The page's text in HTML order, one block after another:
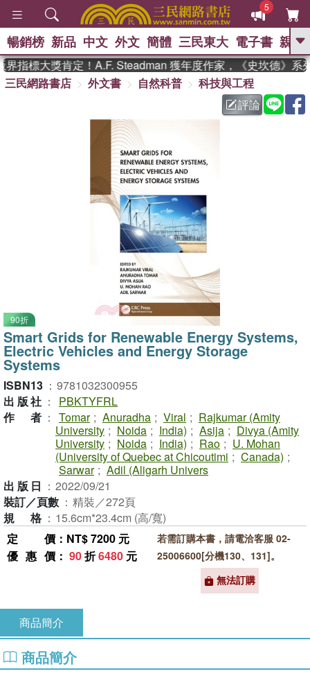
5
GO
熱搜： 東野圭吾 、 The Odyssey
、 暑期推薦 、
台灣的李登輝時代 、 數學
女孩：黎曼猜想
、
暢銷榜 新品 中文 外文 簡體 三民東大 電子書 親子
指標大獎肯定！A.F. Steadman 獲年度作家，《史坎德》系列
三民網路書店
外文書 自然科普
科技與工程
評論
90折
Smart Grids for Renewable Energy Systems,
Electric Vehicles and Energy Storage
Systems
ISBN13 ： 9781032300955
出版社 ：
PBKTYFRL
作者 ： Tomar ; Anuradha ; Viral ; Rajkumar (Amity
University ; Noida ; India) ; Asija ; Divya (Amity
University ; Noida ; India) ; Rao ; U. Mohan
(University of Quebec at Chicoutimi ; Canada) ;
Sarwar ; Adil (Aligarh Univers
出版日 ： 2022/09/21
裝訂／頁數 ： 精裝／272頁
規格 ： 15.6cm*23.4cm (高/寬)
定價 ：NT$ 7200 元
優惠價 ： 90折6480 元
若需訂購本書，請電洽客服 02-
25006600[分機130、131]。
無法訂購
商品簡介
商品簡介